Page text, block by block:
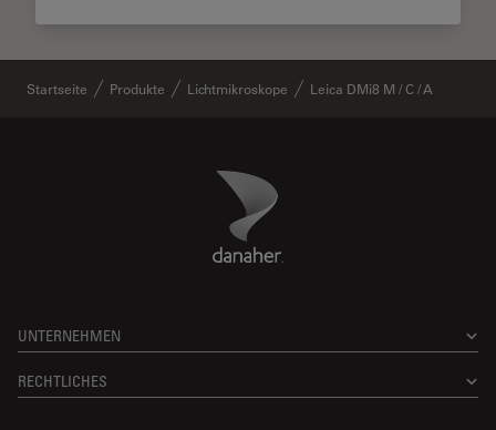
Startseite Produkte Lichtmikroskope Leica DMi8 M / C / A
Danaher Logo
UNTERNEHMEN
RECHTLICHES